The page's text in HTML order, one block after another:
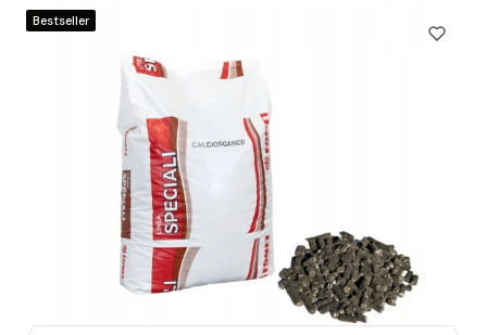
Bestseller